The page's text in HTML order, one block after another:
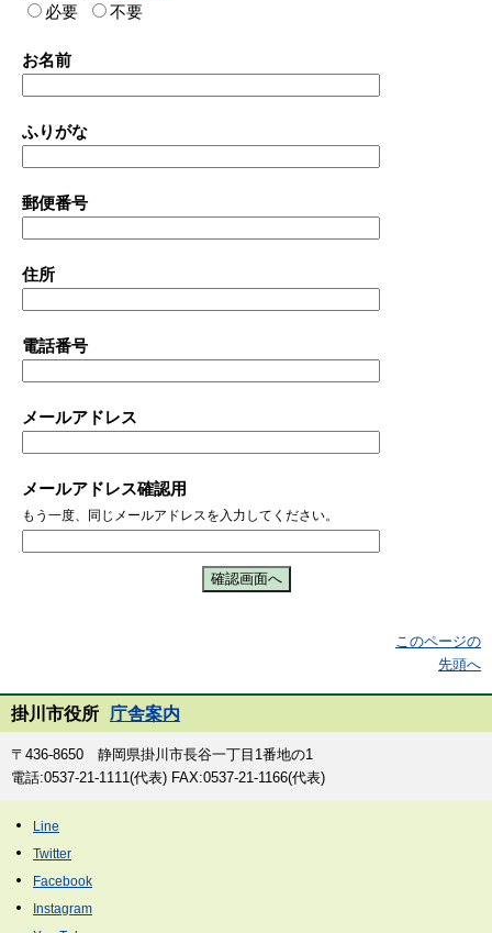
必要 不要
お名前
ふりがな
郵便番号
住所
電話番号
メールアドレス
メールアドレス確認用
もう一度、同じメールアドレスを入力してください。
このページの
先頭へ
掛川市役所 庁舎案内
〒436-8650 静岡県掛川市長谷一丁目1番地の1
電話:0537-21-1111(代表) FAX:0537-21-1166(代表)